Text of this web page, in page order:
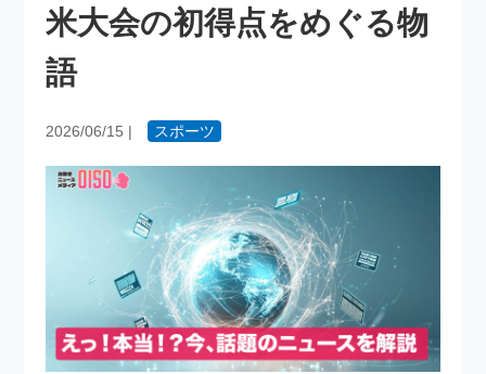
米大会の初得点をめぐる物
語
2026/06/15 | スポーツ